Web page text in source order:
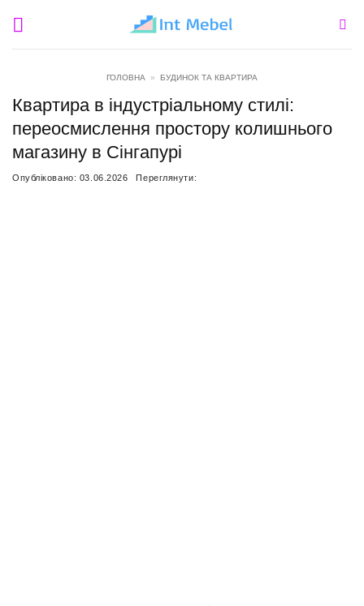
ГОЛОВНА » БУДИНОК ТА КВАРТИРА
Квартира в індустріальному стилі:
переосмислення простору колишнього
магазину в Сінгапурі
Опубліковано: 03.06.2026 Переглянути: